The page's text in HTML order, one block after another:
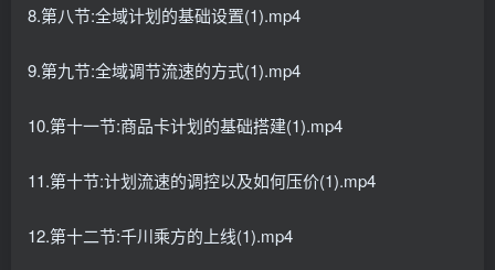
8.第八节:全域计划的基础设置(1).mp4
9.第九节:全域调节流速的方式(1).mp4
10.第十一节:商品卡计划的基础搭建(1).mp4
11.第十节:计划流速的调控以及如何压价(1).mp4
12.第十二节:千川乘方的上线(1).mp4